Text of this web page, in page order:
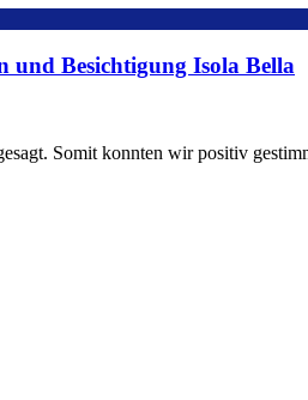
und Besichtigung Isola Bella
Somit konnten wir positiv